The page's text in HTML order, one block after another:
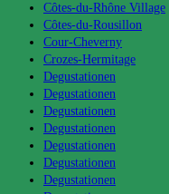
Côtes-du-Rhône Village
Côtes-du-Rousillon
Cour-Cheverny
Crozes-Hermitage
Degustationen
Degustationen
Degustationen
Degustationen
Degustationen
Degustationen
Degustationen